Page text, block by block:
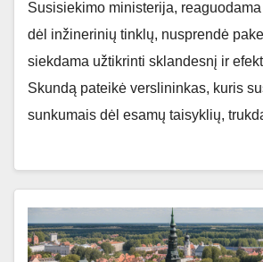
Susisiekimo ministerija,
dėl inžinerinių tinklų, nusprendė
siekdama užtikrinti sklandesnį ir
Skundą pateikė verslininkas, kuris
sunkumais dėl esamų taisyklių,